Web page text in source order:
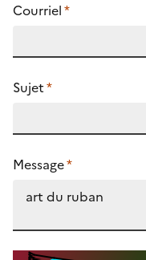
Courriel*
Sujet*
Message*